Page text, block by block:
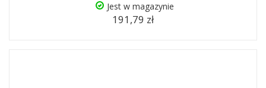
Jest w magazynie
191,79 zł